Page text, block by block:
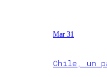
Mar 31
Chile, un